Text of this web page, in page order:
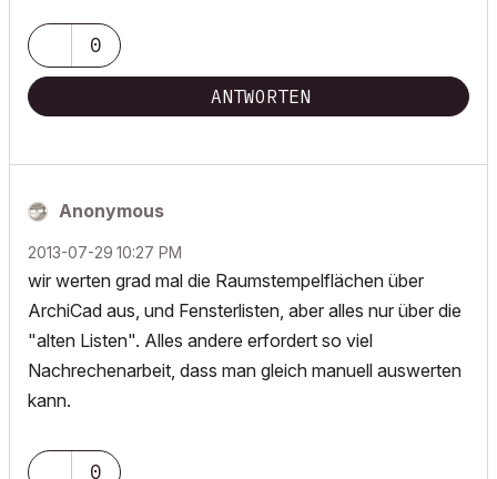
0
ANTWORTEN
Anonymous
‎2013-07-29 10:27 PM
wir werten grad mal die Raumstempelflächen über
ArchiCad aus, und Fensterlisten, aber alles nur über die
"alten Listen". Alles andere erfordert so viel
Nachrechenarbeit, dass man gleich manuell auswerten
kann.
0